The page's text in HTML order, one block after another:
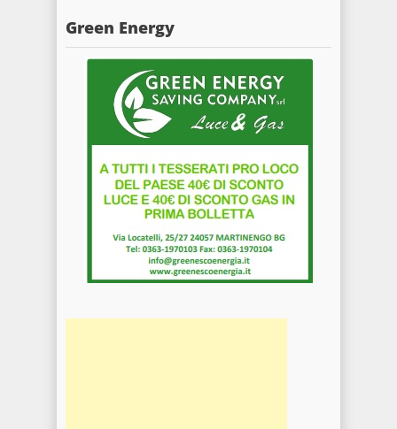
Green Energy